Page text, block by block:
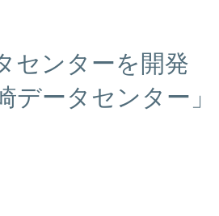
センターを開発
データセンター」